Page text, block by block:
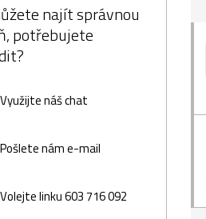
najít správnou
potřebujete
Využijte náš chat
Pošlete nám e-mail
Volejte linku 603 716 092